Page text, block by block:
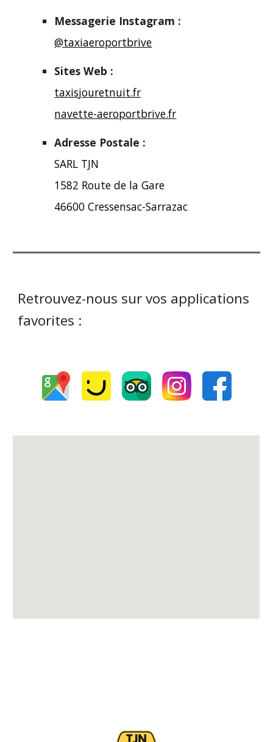
Messagerie Instagram :
@taxiaeroportbrive
Sites Web :
taxisjouretnuit.fr
navette-aeroportbrive.fr
Adresse Postale :
SARL TJN
1582 Route de la Gare
46600 Cressensac-Sarrazac
Retrouvez-nous sur vos applications
favorites :